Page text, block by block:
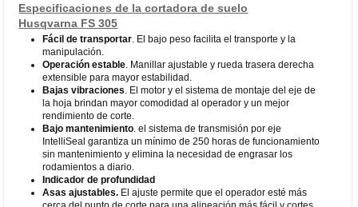
Especificaciones de la cortadora de suelo
Husqvarna FS 305
Fácil de transportar . El bajo peso facilita el transporte y la
manipulación.
Operación estable . Manillar ajustable y rueda trasera derecha
extensible para mayor estabilidad.
Bajas vibraciones . El motor y el sistema de montaje del eje de
la hoja brindan mayor comodidad al operador y un mejor
rendimiento de corte.
Bajo mantenimiento . el sistema de transmisión por eje
IntelliSeal garantiza un mínimo de 250 horas de funcionamiento
sin mantenimiento y elimina la necesidad de engrasar los
rodamientos a diario.
Indicador de profundidad
Asas ajustables. El ajuste permite que el operador esté más